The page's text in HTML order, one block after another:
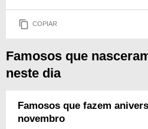
COPIAR
Famosos que
neste dia
Famosos que fazem
novembro